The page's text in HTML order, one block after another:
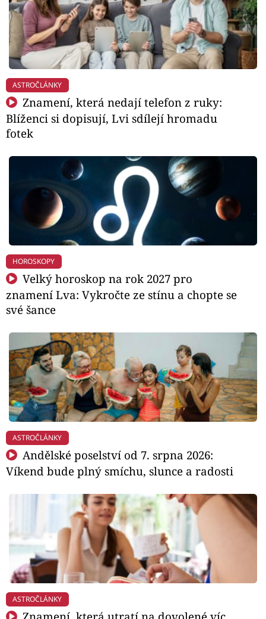
ASTROČLÁNKY
Znamení, která nedají telefon z ruky:
Blíženci si dopisují, Lvi sdílejí hromadu
fotek
HOROSKOPY
Velký horoskop na rok 2027 pro
znamení Lva: Vykročte ze stínu a chopte se
své šance
ASTROČLÁNKY
Andělské poselství od 7. srpna 2026:
Víkend bude plný smíchu, slunce a radosti
ASTROČLÁNKY